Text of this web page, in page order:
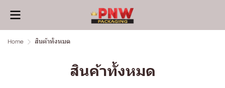
Home สินค้าทั้งหมด
สินค้าทั้งหมด